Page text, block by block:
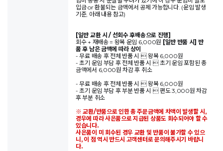
입금 or 환불되는 금액에서 공제 가능합니다. (운임 발생
기준, 아래 내용 참고)
[일반 교환 시 / 선회수 후배송으로 진행]
회수 + 재배송 = 왕복 운임 6,000원 [일반 반품 시] 반
품 후 남은 금액에 따라 상이
- 무료 배송 후 전체 반품 시  왕복 6,000원
- 초기 운임 부담 후 전체 반품 시  초기 운임 포함된 총
금액에서 6,000원 차감 후 취소
- 무료 배송 후 전체 반품 시  왕복 6,000원
- 초기 운임 부담 후 부분 반품 시  편도 3,000원 차감
후 부분 취소
※ 교환/반품으로 인한 총 주문금액에 차액이 발생할 시,
경우에 따라 사은품으로 지급된 상품도 회수되어야 할 수
있습니다.
사은품이 미 회수된 경우 교환 및 반품이 불가할 수 있으
니, 이 점 역시 반드시 고객센터로 문의해주시기 바랍니
다.